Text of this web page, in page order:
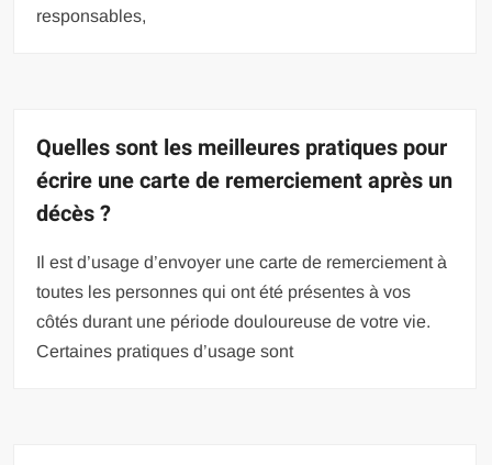
responsables,
Quelles sont les meilleures pratiques pour
écrire une carte de remerciement après un
décès ?
Il est d’usage d’envoyer une carte de remerciement à
toutes les personnes qui ont été présentes à vos
côtés durant une période douloureuse de votre vie.
Certaines pratiques d’usage sont